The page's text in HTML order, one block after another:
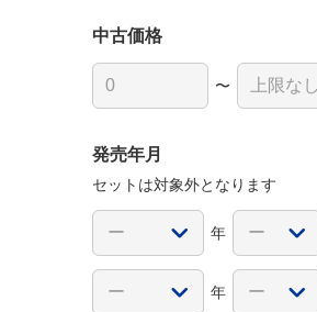
中古価格
〜
発売年月
セットは対象外となります
年
年